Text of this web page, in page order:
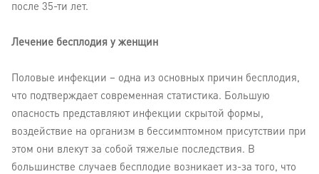
после 35-ти лет.
Лечение бесплодия у женщин
Половые инфекции – одна из основных причин бесплодия,
что подтверждает современная статистика. Большую
опасность представляют инфекции скрытой формы,
воздействие на организм в бессимптомном присутствии при
этом они влекут за собой тяжелые последствия. В
большинстве случаев бесплодие возникает из-за того, что